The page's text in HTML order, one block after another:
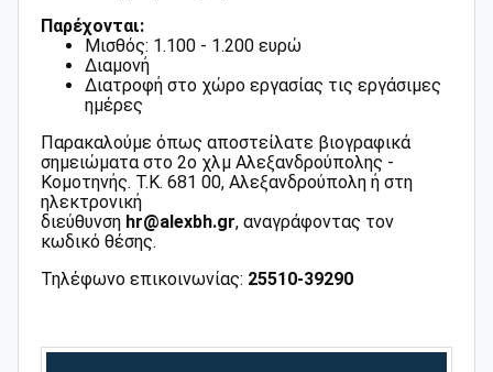
Παρέχονται:
Μισθός: 1.100 - 1.200 ευρώ
Διαμονή
Διατροφή στο χώρο εργασίας τις εργάσιμες
ημέρες
Παρακαλούμε όπως αποστείλατε βιογραφικά
σημειώματα στο 2ο χλμ Αλεξανδρούπολης -
Κομοτηνής. Τ.Κ. 681 00, Αλεξανδρούπολη ή στη
ηλεκτρονική
διεύθυνση hr@alexbh.gr, αναγράφοντας τον
κωδικό θέσης.
Τηλέφωνο επικοινωνίας: 25510-39290